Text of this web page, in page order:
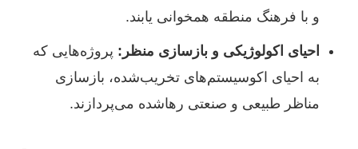
و با فرهنگ منطقه همخوانی یابند.
احیای اکولوژیکی و بازسازی منظر: پروژه‌هایی که
به احیای اکوسیستم‌های تخریب‌شده، بازسازی
مناظر طبیعی و صنعتی رهاشده می‌پردازند.